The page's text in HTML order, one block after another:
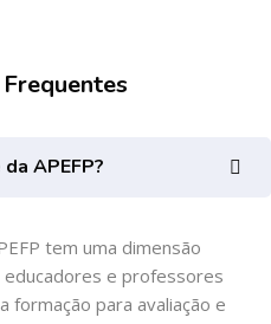
APEFP?
tem uma dimensão
e professores
formação para avaliação e